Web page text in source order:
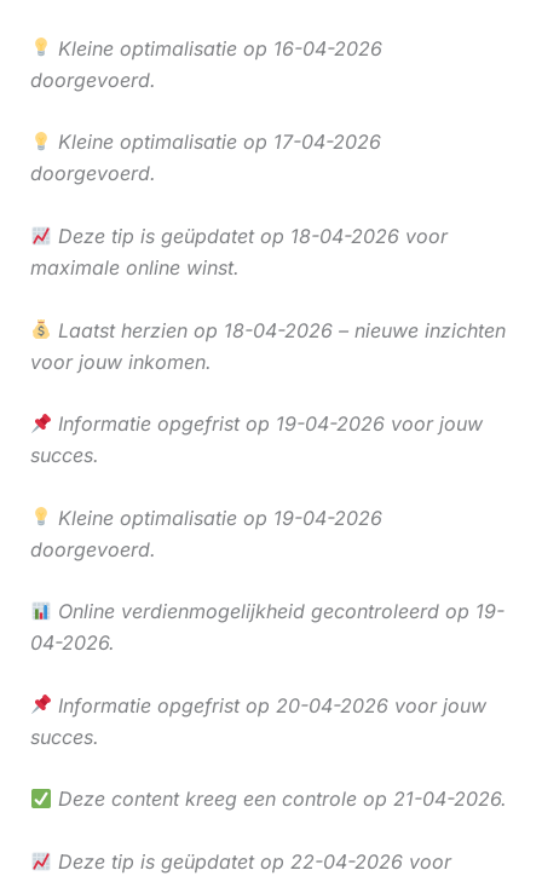
Kleine optimalisatie op 16-04-2026
doorgevoerd.
Kleine optimalisatie op 17-04-2026
doorgevoerd.
Deze tip is geüpdatet op 18-04-2026 voor
maximale online winst.
Laatst herzien op 18-04-2026 – nieuwe inzichten
voor jouw inkomen.
Informatie opgefrist op 19-04-2026 voor jouw
succes.
Kleine optimalisatie op 19-04-2026
doorgevoerd.
Online verdienmogelijkheid gecontroleerd op 19-
04-2026.
Informatie opgefrist op 20-04-2026 voor jouw
succes.
Deze content kreeg een controle op 21-04-2026.
Deze tip is geüpdatet op 22-04-2026 voor